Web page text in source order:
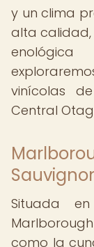
y un clima
alta calidad,
enológica
vinícolas
Central
Situada
como la